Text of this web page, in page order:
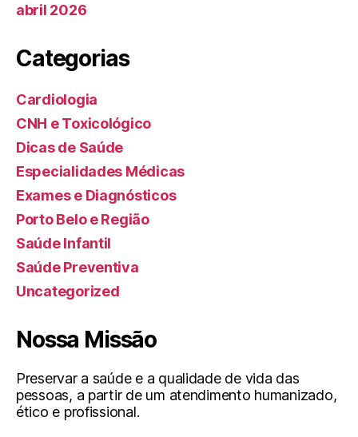
abril 2026
Categorias
Cardiologia
CNH e Toxicológico
Dicas de Saúde
Especialidades Médicas
Exames e Diagnósticos
Porto Belo e Região
Saúde Infantil
Saúde Preventiva
Uncategorized
Nossa Missão
Preservar a saúde e a qualidade de vida das
pessoas, a partir de um atendimento humanizado,
ético e profissional.